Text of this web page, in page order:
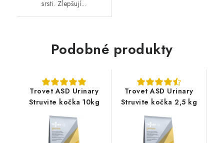
srsti. Zlepšují...
Podobné produkty
Trovet ASD Urinary
Struvite kočka 10kg
Trovet ASD Urinary
Struvite kočka 2,5 kg